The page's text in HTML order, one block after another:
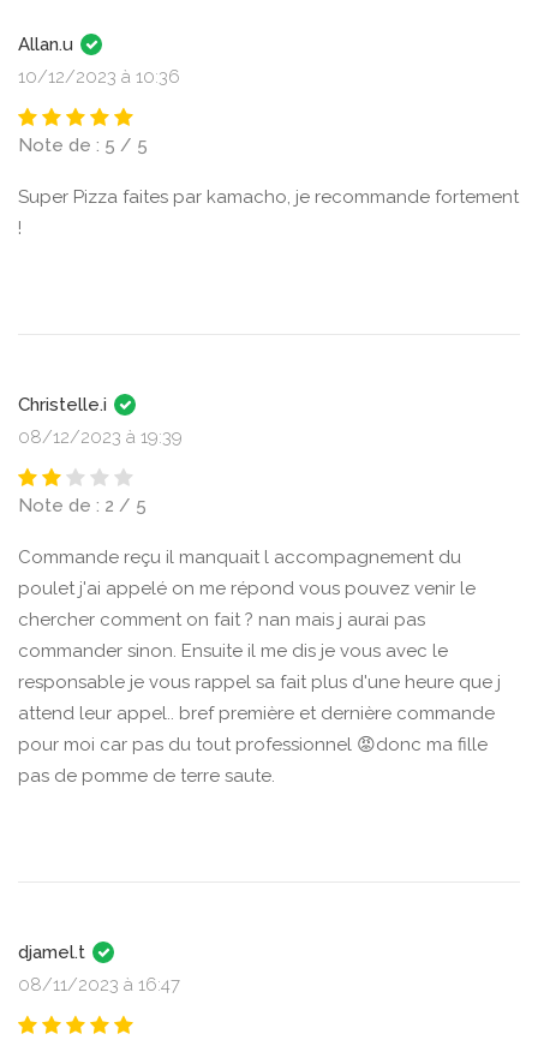
Allan.u
10/12/2023 à 10:36
Note de : 5 / 5
Super Pizza faites par kamacho, je recommande fortement
!
Christelle.i
08/12/2023 à 19:39
Note de : 2 / 5
Commande reçu il manquait l accompagnement du
poulet j'ai appelé on me répond vous pouvez venir le
chercher comment on fait ? nan mais j aurai pas
commander sinon. Ensuite il me dis je vous avec le
responsable je vous rappel sa fait plus d'une heure que j
attend leur appel.. bref première et dernière commande
pour moi car pas du tout professionnel 😡donc ma fille
pas de pomme de terre saute.
djamel.t
08/11/2023 à 16:47